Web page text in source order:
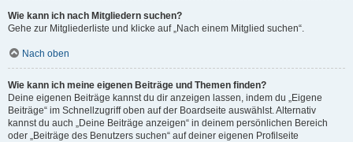
Wie kann ich nach Mitgliedern suchen?
Gehe zur Mitgliederliste und klicke auf „Nach einem Mitglied suchen“.
Nach oben
Wie kann ich meine eigenen Beiträge und Themen finden?
Deine eigenen Beiträge kannst du dir anzeigen lassen, indem du „Eigene
Beiträge“ im Schnellzugriff oben auf der Boardseite auswählst. Alternativ
kannst du auch „Deine Beiträge anzeigen“ in deinem persönlichen Bereich
oder „Beiträge des Benutzers suchen“ auf deiner eigenen Profilseite